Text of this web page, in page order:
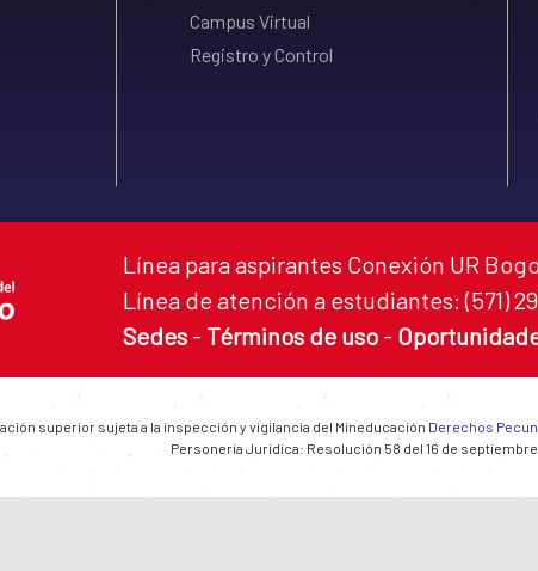
Campus Virtual
Registro y Control
Línea para aspirantes Conexión UR
Línea de atención a estudiantes: (571)
Sedes - Términos de uso -
superior sujeta a la inspección y vigilancia del Mineducación Derechos
Personería Jurídica: Resolución 58 del 16 de